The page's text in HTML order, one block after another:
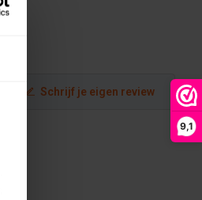
9,1
Schrijf je eigen review